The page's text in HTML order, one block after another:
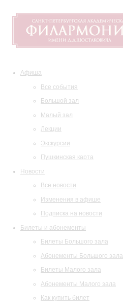
Афиша
Все события
Большой зал
Малый зал
Лекции
Экскурсии
Пушкинская карта
Новости
Все новости
Изменения в афише
Подписка на новости
Билеты и абонементы
Билеты Большого зала
Абонементы Большого зала
Билеты Малого зала
Абонементы Малого зала
Как купить билет